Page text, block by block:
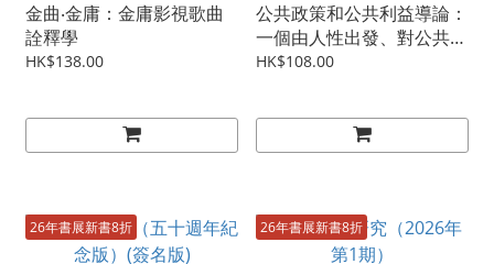
金曲‧金庸：金庸影視歌曲
詮釋學
HK$138.00
公共政策和公共利益導論：
一個由人性出發、對公共政
策和制度的探討
HK$108.00
26年書展新書8折 26年書展新書8折